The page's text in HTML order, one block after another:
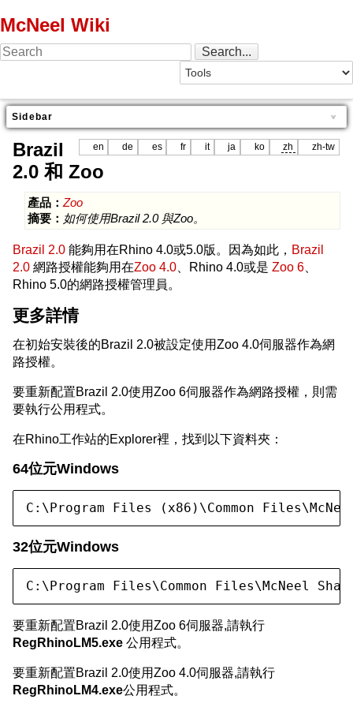
McNeel Wiki
Sidebar
en de es fr it ja ko zh zh-tw
Brazil
2.0 和 Zoo
產品： Zoo
摘要： 如何使用Brazil 2.0 與Zoo。
Brazil 2.0 能夠用在Rhino 4.0或5.0版。因為如此， Brazil
2.0 網路授權能夠用在Zoo 4.0 、Rhino 4.0或是 Zoo 6
Rhino 5.0的網路授權管理員。
更多詳情
在初始安裝後的Brazil 2.0被設定使用Zoo 4.0伺服器作為網
路授權。
要重新配置Brazil 2.0使用Zoo 6伺服器作為網路授權，則需
要執行公用程式。
在Rhino工作站的Explorer裡，找到以下資料夾：
64位元Windows
C:\Program Files (x86)\Common
32位元Windows
C:\Program Files\Common Files\McNeel
要重新配置Brazil 2.0使用Zoo 6伺服器,請執行
RegRhinoLM5.exe 公用程式。
要重新配置Brazil 2.0使用Zoo 4.0伺服器,請執行
RegRhinoLM4.exe公用程式。